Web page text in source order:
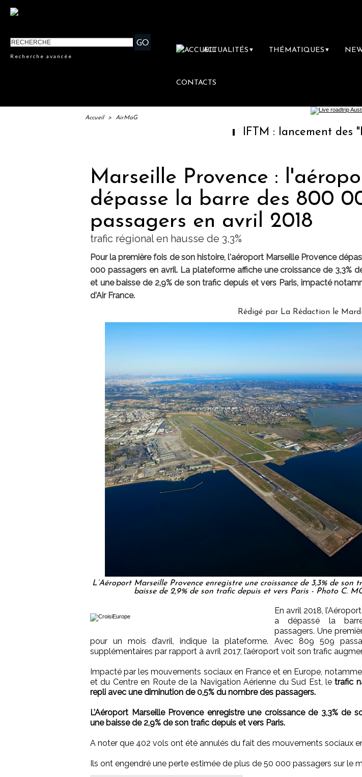
Recherche avancée
ACTUALITÉS ▼ THÉMATIQUES ▼
CONTACTS
Accueil > AirMaG
IFTM : lancement des
Marseille Provence :
dépasse la barre des 800
passagers en avril 2018
trafic régional en hausse de 3,3%
Pour la première fois de son histoire, l'aéroport Marseille Provence
000 passagers en avril. La plateforme affiche une croissance de 3,3%
et une baisse de 2,9% de son trafic depuis et vers Paris, impacté
d'Air France.
Rédigé par La Rédaction le
L’Aéroport Marseille Provence enregistre une croissance de 3,3% de son
baisse de 2,9% de son trafic depuis et vers Paris - Photo C.
En avril 2018,
a dépassé la
passagers. Une
pour un mois d’avril, indique la plateforme. Avec 809 509
supplémentaires par rapport à avril 2017, l’aéroport voit son trafic
Impacté par les mouvements sociaux en France et en Europe,
et du Centre en Route de la Navigation Aérienne du Sud Est, letrafic
repli avec une diminution de 0,5% du nombre des passagers.
L’Aéroport Marseille Provence enregistre une croissance de 3,3% de
une baisse de 2,9% de son trafic depuis et vers Paris.
A noter que 402 vols ont été annulés du fait des mouvements sociaux
Ils ont engendré une perte estimée de plus de 50 000 passagers sur le